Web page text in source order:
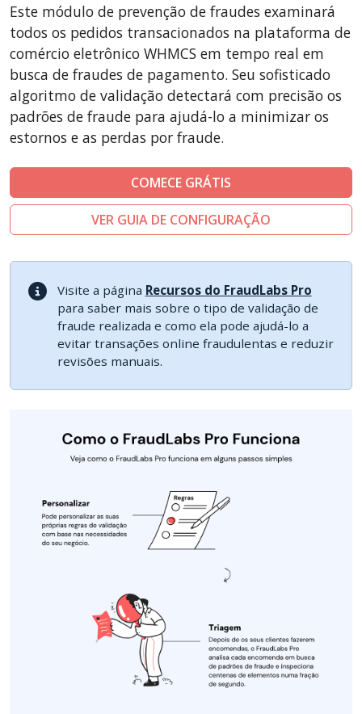
PinnacleCart
FoxyCart
Easy Digital Downloads
ThirtyBees
Shopware
Sylius
Este módulo de prevenção de fraudes examinará
todos os pedidos transacionados na plataforma de
comércio eletrônico WHMCS em tempo real em
busca de fraudes de pagamento. Seu sofisticado
algoritmo de validação detectará com precisão os
padrões de fraude para ajudá-lo a minimizar os
estornos e as perdas por fraude.
COMECE GRÁTIS
VER GUIA DE CONFIGURAÇÃO
Visite a página Recursos do FraudLabs Pro
para saber mais sobre o tipo de validação de
fraude realizada e como ela pode ajudá-lo a
evitar transações online fraudulentas e reduzir
revisões manuais.